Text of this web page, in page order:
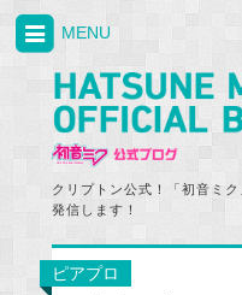
クリプトン公式！「初音ミ
発信します！
MENU
ピアプロ